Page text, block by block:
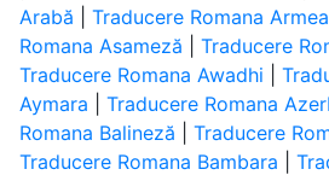
Arabă
Traducere Romana
Romana Asameză
Traducere
Traducere Romana Awadhi
Aymara
Traducere Romana
Romana Balineză
Traducere
Traducere Romana Bambara